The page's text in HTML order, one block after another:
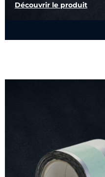
Découvrir le produit